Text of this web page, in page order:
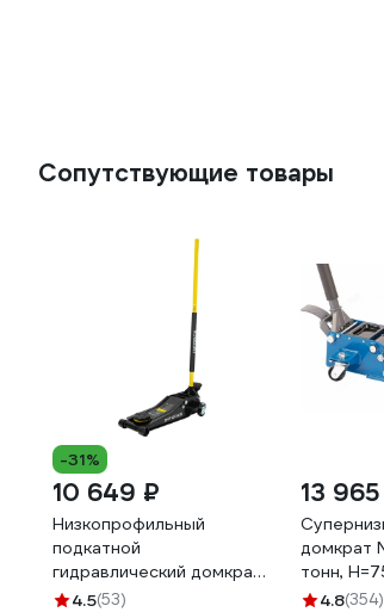
Сопутствующие товары
-31%
10 649 ₽
Низкопрофильный
подкатной
гидравлический домкрат
Inforce 3 тонны, высота
4.5(53)
13
домкрат
тонн,
N32032
4.8(354)